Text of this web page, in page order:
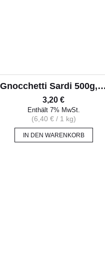
Gnocchetti Sardi 500g, Brundu
3,20 €
Enthält 7% MwSt.
(6,40 €/ 1 kg)
IN DEN WARENKORB